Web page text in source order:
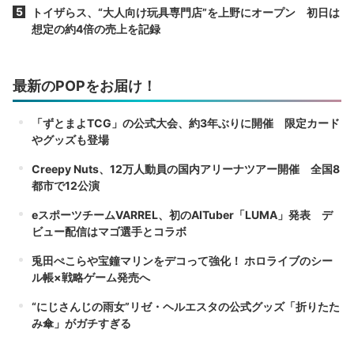
トイザらス、“大人向け玩具専門店”を上野にオープン 初日は
想定の約4倍の売上を記録
最新のPOPをお届け！
「ずとまよTCG」の公式大会、約3年ぶりに開催 限定カード
やグッズも登場
Creepy Nuts、12万人動員の国内アリーナツアー開催 全国8
都市で12公演
eスポーツチームVARREL、初のAITuber「LUMA」発表 デ
ビュー配信はマゴ選手とコラボ
兎田ぺこらや宝鐘マリンをデコって強化！ ホロライブのシー
ル帳×戦略ゲーム発売へ
“にじさんじの雨女”リゼ・ヘルエスタの公式グッズ「折りたた
み傘」がガチすぎる